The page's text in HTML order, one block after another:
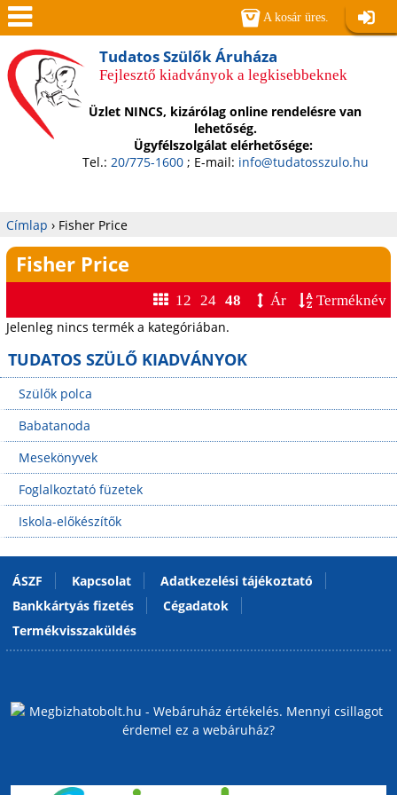
Jump to navigation
Tudatos Szülők Áruháza
Fejlesztő kiadványok a legkisebbeknek
Üzlet NINCS, kizárólag online rendelésre van
lehetőség.
Ügyfélszolgálat elérhetősége:
Tel.: 20/775-1600; E-mail: info@tudatosszulo.hu
Jelenlegi
hely
Címlap › Fisher Price
Fisher Price
12 24 48 Ár
Terméknév
Jelenleg nincs termék a kategóriában.
A kosár üres.
Men
ü
TUDATOS SZÜLŐ KIADVÁNYOK
Szülők polca
Babatanoda
Mesekönyvek
Foglalkoztató füzetek
Iskola-előkészítők
ÁSZF Kapcsolat
Adatkezelési tájékoztató
Bankkártyás fizetés
Cégadatok
Termékvisszaküldés